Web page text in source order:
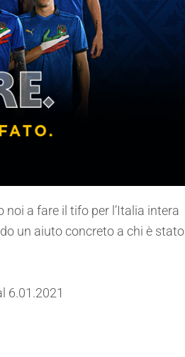
a fare il tifo per l’Italia intera
un aiuto concreto a chi è stato
6.01.2021